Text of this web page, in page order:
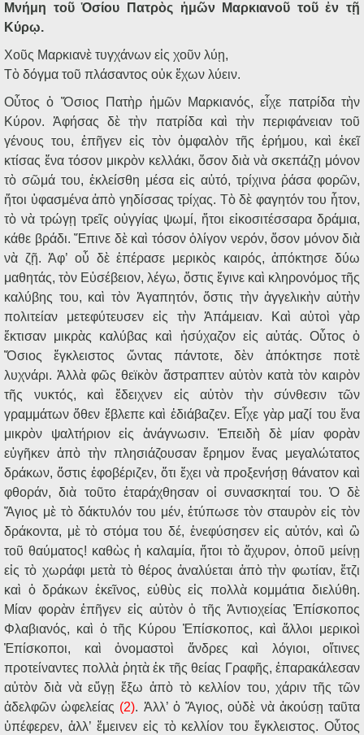
Μνήμη τοῦ Ὁσίου Πατρὸς ἡμῶν Μαρκιανοῦ τοῦ ἐν τῇ
Κύρῳ.
Χοῦς Μαρκιανὲ τυγχάνων εἰς χοῦν λύῃ,
Τὸ δόγμα τοῦ πλάσαντος οὐκ ἔχων λύειν.
Οὗτος ὁ Ὅσιος Πατὴρ ἡμῶν Μαρκιανός, εἶχε πατρίδα τὴν
Κύρον. Ἀφήσας δὲ τὴν πατρίδα καὶ τὴν περιφάνειαν τοῦ
γένους του, ἐπῆγεν εἰς τὸν ὀμφαλὸν τῆς ἐρήμου, καὶ ἐκεῖ
κτίσας ἕνα τόσον μικρὸν κελλάκι, ὅσον διὰ νὰ σκεπάζῃ μόνον
τὸ σῶμά του, ἐκλείσθη μέσα εἰς αὐτό, τρίχινα ῥάσα φορῶν,
ἤτοι ὑφασμένα ἀπὸ γηδίσσας τρίχας. Τὸ δὲ φαγητόν του ἦτον,
τὸ νὰ τρώγῃ τρεῖς οὐγγίας ψωμί, ἤτοι εἰκοσιτέσσαρα δράμια,
κάθε βράδι. Ἔπινε δὲ καὶ τόσον ὀλίγον νερόν, ὅσον μόνον διὰ
νὰ ζῇ. Ἀφ’ οὗ δὲ ἐπέρασε μερικὸς καιρός, ἀπόκτησε δύω
μαθητάς, τὸν Εὐσέβειον, λέγω, ὅστις ἔγινε καὶ κληρονόμος τῆς
καλύβης του, καὶ τὸν Ἀγαπητόν, ὅστις τὴν ἀγγελικὴν αὐτὴν
πολιτείαν μετεφύτευσεν εἰς τὴν Ἀπάμειαν. Καὶ αὐτοὶ γὰρ
ἔκτισαν μικρὰς καλύβας καὶ ἡσύχαζον εἰς αὐτάς. Οὗτος ὁ
Ὅσιος ἔγκλειστος ὤντας πάντοτε, δὲν ἀπόκτησε ποτὲ
λυχνάρι. Ἀλλὰ φῶς θεϊκὸν ἄστραπτεν αὐτὸν κατὰ τὸν καιρὸν
τῆς νυκτός, καὶ ἔδειχνεν εἰς αὐτὸν τὴν σύνθεσιν τῶν
γραμμάτων ὅθεν ἔβλεπε καὶ ἐδιάβαζεν. Εἶχε γὰρ μαζί του ἕνα
μικρὸν ψαλτήριον εἰς ἀνάγνωσιν. Ἐπειδὴ δὲ μίαν φορὰν
εὐγῆκεν ἀπὸ τὴν πλησιάζουσαν ἔρημον ἕνας μεγαλώτατος
δράκων, ὅστις ἐφοβέριζεν, ὅτι ἔχει νὰ προξενήσῃ θάνατον καὶ
φθοράν, διὰ τοῦτο ἐταράχθησαν οἱ συνασκηταί του. Ὁ δὲ
Ἅγιος μὲ τὸ δάκτυλόν του μέν, ἐτύπωσε τὸν σταυρὸν εἰς τὸν
δράκοντα, μὲ τὸ στόμα του δέ, ἐνεφύσησεν εἰς αὐτόν, καὶ ὢ
τοῦ θαύματος! καθὼς ἡ καλαμία, ἤτοι τὸ ἄχυρον, ὁποῦ μείνῃ
εἰς τὸ χωράφι μετὰ τὸ θέρος ἀναλύεται ἀπὸ τὴν φωτίαν, ἔτζι
καὶ ὁ δράκων ἐκεῖνος, εὐθὺς εἰς πολλὰ κομμάτια διελύθη.
Μίαν φορὰν ἐπῆγεν εἰς αὐτὸν ὁ τῆς Ἀντιοχείας Ἐπίσκοπος
Φλαβιανός, καὶ ὁ τῆς Κύρου Ἐπίσκοπος, καὶ ἄλλοι μερικοὶ
Ἐπίσκοποι, καὶ ὀνομαστοὶ ἄνδρες καὶ λόγιοι, οἵτινες
προτείναντες πολλὰ ῥητὰ ἐκ τῆς θείας Γραφῆς, ἐπαρακάλεσαν
αὐτὸν διὰ νὰ εὔγῃ ἔξω ἀπὸ τὸ κελλίον του, χάριν τῆς τῶν
ἀδελφῶν ὠφελείας (2). Ἀλλ’ ὁ Ἅγιος, οὐδὲ νὰ ἀκούσῃ ταῦτα
ὑπέφερεν, ἀλλ’ ἔμεινεν εἰς τὸ κελλίον του ἔγκλειστος. Οὗτος